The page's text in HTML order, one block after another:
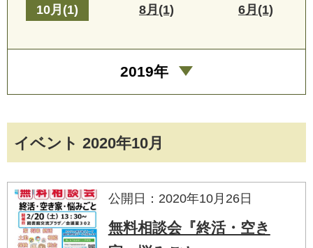
イベント 2020年10月
公開日：2020年10月26日
無料相談会『終活・空き
10月(1) 8月(1) 6月(1)
2019年